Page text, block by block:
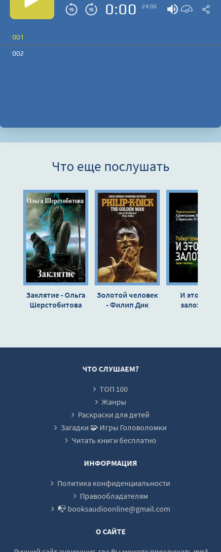
0:00 24:06
001
002
Что еще послушать
Заклятие - Ольга
Шерстобитова
Золотой человек
- Филип Дик
И это в нас
заложено.
ЧТО СЛУШАЕМ?
ТОП 100
Жанры
Раскраски для детей
Загадки 🧩 Игры Головоломки
Читать книги бесплатно
ИНФОРМАЦИЯ
Политика конфиденциальности
Правообладателям
📭 booksaudioonline@gmail.com
О САЙТЕ